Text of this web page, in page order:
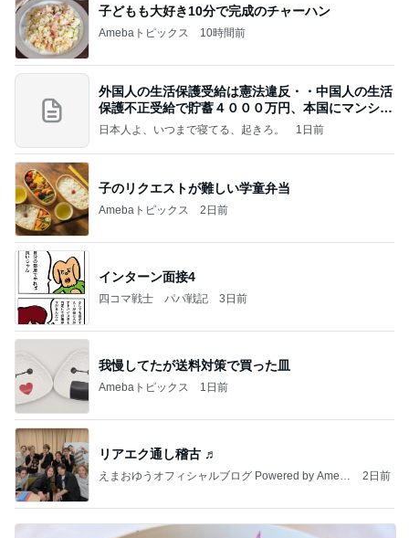
子どもも大好き10分で完成のチャーハン
Amebaトピックス 10時間前
外国人の生活保護受給は憲法違反・・中国人の生活
保護不正受給で貯蓄４０００万円、本国にマンショ
ンを
日本人よ、いつまで寝てる、起きろ。 1日前
子のリクエストが難しい学童弁当
Amebaトピックス 2日前
インターン面接4
四コマ戦士 パパ戦記 3日前
我慢してたが送料対策で買った皿
Amebaトピックス 1日前
リアエク通し稽古 ♬
えまおゆうオフィシャルブログ Powered by Ameb
2日前